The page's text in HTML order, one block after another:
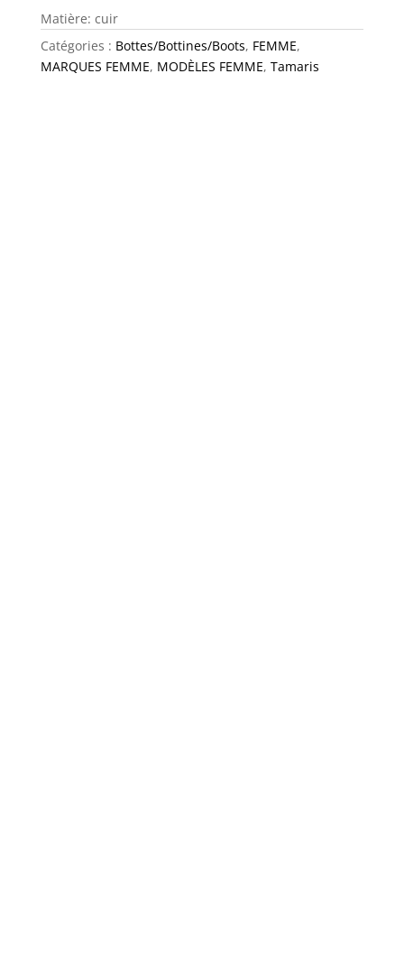
Matière: cuir
Catégories : Bottes/Bottines/Boots, FEMME,
MARQUES FEMME, MODÈLES FEMME, Tamaris